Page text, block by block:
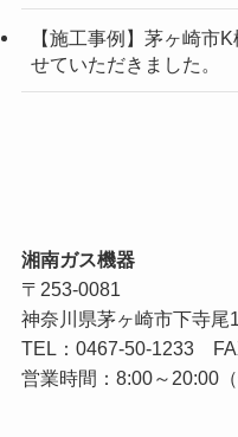
【施工事例】茅ヶ崎市
せていただきました。
湘南ガス機器
〒253-0081
神奈川県茅ヶ崎市下寺尾
TEL： 0467-50-1233
営業時間：8:00～20:00（